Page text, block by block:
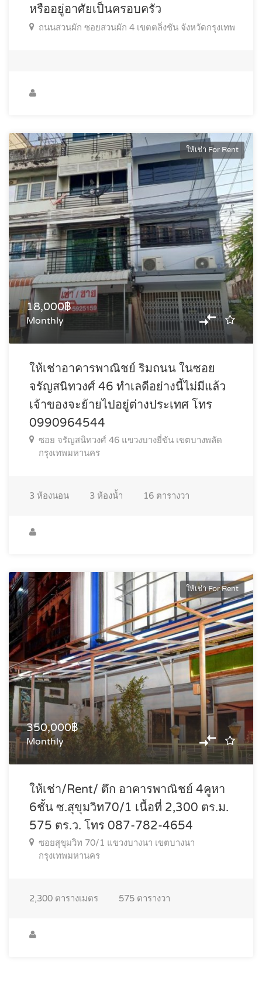
หรืออยู่อาศัยเป็นครอบครัว
ถนนสวนผัก ซอยสวนผัก 4 เขตตลิ่งชัน จังหวัดกรุงเทพ
ให้เช่า For Rent
18,000฿
Monthly
ให้เช่าอาคารพาณิชย์ ริมถนน ในซอย
จรัญสนิทวงศ์ 46 ทำเลดีอย่างนี้ไม่มีแล้ว
เจ้าของจะย้ายไปอยู่ต่างประเทศ โทร
0990964544
ซอย จรัญสนิทวงศ์ 46 แขวงบางยี่ขัน เขตบางพลัด
กรุงเทพมหานคร
3 ห้องนอน 3 ห้องน้ำ 16 ตารางวา
ให้เช่า For Rent
350,000฿
Monthly
ให้เช่า/Rent/ ตึก อาคารพาณิชย์ 4คูหา
6ชั้น ซ.สุขุมวิท70/1 เนื้อที่ 2,300 ตร.ม.
575 ตร.ว. โทร 087-782-4654
ซอยสุขุมวิท 70/1 แขวงบางนา เขตบางนา
กรุงเทพมหานคร
2,300 ตารางเมตร 575 ตารางวา